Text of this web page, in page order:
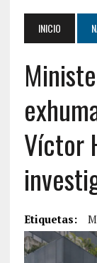
INICIO
Víctor
Etiquetas: